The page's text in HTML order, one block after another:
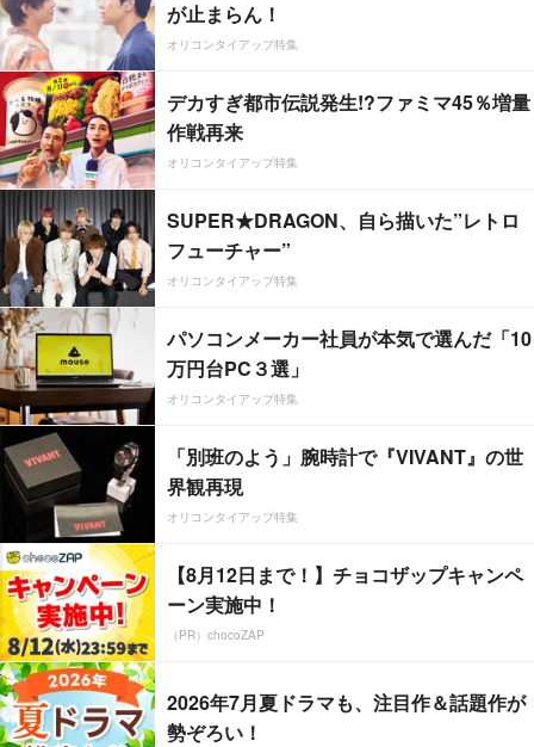
が止まらん！
オリコンタイアップ特集
デカすぎ都市伝説発生!?ファミマ45％増量
作戦再来
オリコンタイアップ特集
SUPER★DRAGON、自ら描いた”レトロ
フューチャー”
オリコンタイアップ特集
パソコンメーカー社員が本気で選んだ「10
万円台PC３選」
オリコンタイアップ特集
「別班のよう」腕時計で『VIVANT』の世
界観再現
オリコンタイアップ特集
【8月12日まで！】チョコザップキャンペ
ーン実施中！
（PR）chocoZAP
2026年7月夏ドラマも、注目作＆話題作が
勢ぞろい！